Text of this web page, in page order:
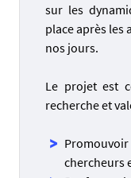
sur les
place après les
nos jours.
Le projet est
recherche et
chercheurs